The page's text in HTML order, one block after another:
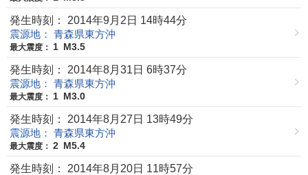
発生時刻： 2014年9月2日 14時44分
震源地： 青森県東方沖
最大震度： 1 M3.5
発生時刻： 2014年8月31日 6時37分
震源地： 青森県東方沖
最大震度： 1 M3.0
発生時刻： 2014年8月27日 13時49分
震源地： 青森県東方沖
最大震度： 2 M5.4
発生時刻： 2014年8月20日 11時57分